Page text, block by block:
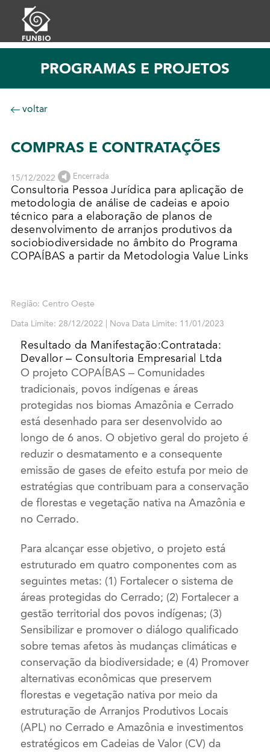
PROGRAMAS E PROJETOS
voltar
COMPRAS E CONTRATAÇÕES
15/12/2022 Encerrada
Consultoria Pessoa Jurídica para aplicação de
metodologia de análise de cadeias e apoio
técnico para a elaboração de planos de
desenvolvimento de arranjos produtivos da
sociobiodiversidade no âmbito do Programa
COPAÍBAS a partir da Metodologia Value Links
Região: Centro Oeste
Data Limite: 28/12/2022 | Nova Data Limite: 11/01/2023
Resultado da Manifestação:Contratada:
Devallor – Consultoria Empresarial Ltda
O projeto COPAÍBAS – Comunidades
tradicionais, povos indígenas e áreas
protegidas nos biomas Amazônia e Cerrado
está desenhado para ser desenvolvido ao
longo de 6 anos. O objetivo geral do projeto é
reduzir o desmatamento e a consequente
emissão de gases de efeito estufa por meio de
estratégias que contribuam para a conservação
de florestas e vegetação nativa na Amazônia e
no Cerrado.
Para alcançar esse objetivo, o projeto está
estruturado em quatro componentes com as
seguintes metas: (1) Fortalecer o sistema de
áreas protegidas do Cerrado; (2) Fortalecer a
gestão territorial dos povos indígenas; (3)
Sensibilizar e promover o diálogo qualificado
sobre temas afetos às mudanças climáticas e
conservação da biodiversidade; e (4) Promover
alternativas econômicas que preservem
florestas e vegetação nativa por meio da
estruturação de Arranjos Produtivos Locais
(APL) no Cerrado e Amazônia e investimentos
estratégicos em Cadeias de Valor (CV) da